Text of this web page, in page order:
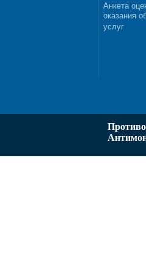
Анкета
оказания
услуг